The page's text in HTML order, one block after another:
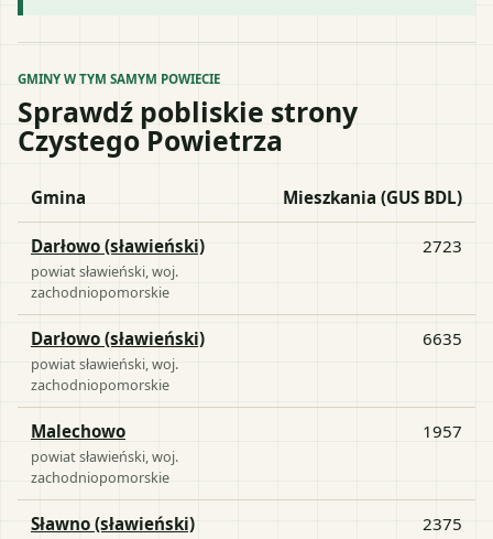
GMINY W TYM SAMYM POWIECIE
Sprawdź pobliskie strony
Czystego Powietrza
Gmina Mieszkania (GUS BDL)
Darłowo (sławieński)
powiatsławieński , woj.
zachodniopomorskie
2723
Darłowo (sławieński)
powiatsławieński , woj.
zachodniopomorskie
6635
Malechowo
powiatsławieński , woj.
zachodniopomorskie
1957
Sławno (sławieński) 2375